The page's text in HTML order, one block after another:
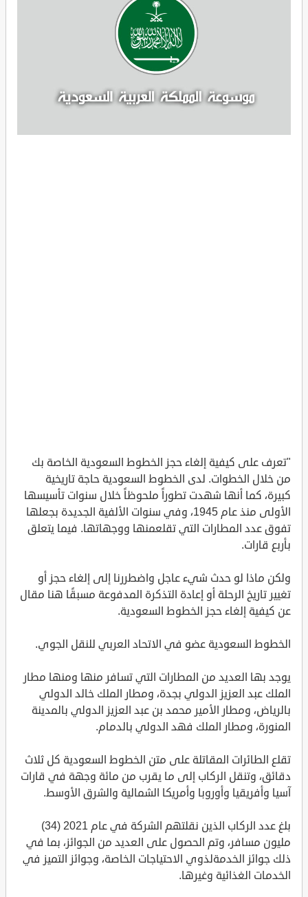
"تعرف على كيفية إلغاء حجز الخطوط السعودية الخاصة بك
من خلال الخطوات. لدى الخطوط السعودية حاجة تاريخية
كبيرة، كما أنها شهدت تطوراً ملحوظاً خلال سنوات تأسيسها
الأولى منذ عام 1945، وفي سنوات الألفية الجديدة بجعلها
تفوق عدد المطارات التي تقلعمنها ووجهاتها. فيما يتعلق
بأربع قارات.
ولكن ماذا لو حدث شيء عاجل واضطررنا إلى إلغاء حجز أو
تغيير تاريخ الرحلة أو إعادة التذكرة المدفوعة مسبقًا هنا مقال
عن كيفية إلغاء حجز الخطوط السعودية.
الخطوط السعودية عضو في الاتحاد العربي للنقل الجوي.
يوجد بها العديد من المطارات التي تسافر منها ومنها مطار
الملك عبد العزيز الدولي بجدة، ومطار الملك خالد الدولي
بالرياض، ومطار الأمير محمد بن عبد العزيز الدولي بالمدينة
المنورة، ومطار الملك فهد الدولي بالدمام.
تقلع الطائرات المقاتلة على متن الخطوط السعودية كل ثلاث
دقائق، وتنقل الركاب إلى ما يقرب من مائة وجهة في قارات
آسيا وأفريقيا وأوروبا وأمريكا الشمالية والشرق الأوسط.
بلغ عدد الركاب الذين نقلتهم الشركة في عام 2021 (34)
مليون مسافر، وتم الحصول على العديد من الجوائز، بما في
ذلك جوائز الخدمةلذوي الاحتياجات الخاصة، وجوائز التميز في
الخدمات الغذائية وغيرها.